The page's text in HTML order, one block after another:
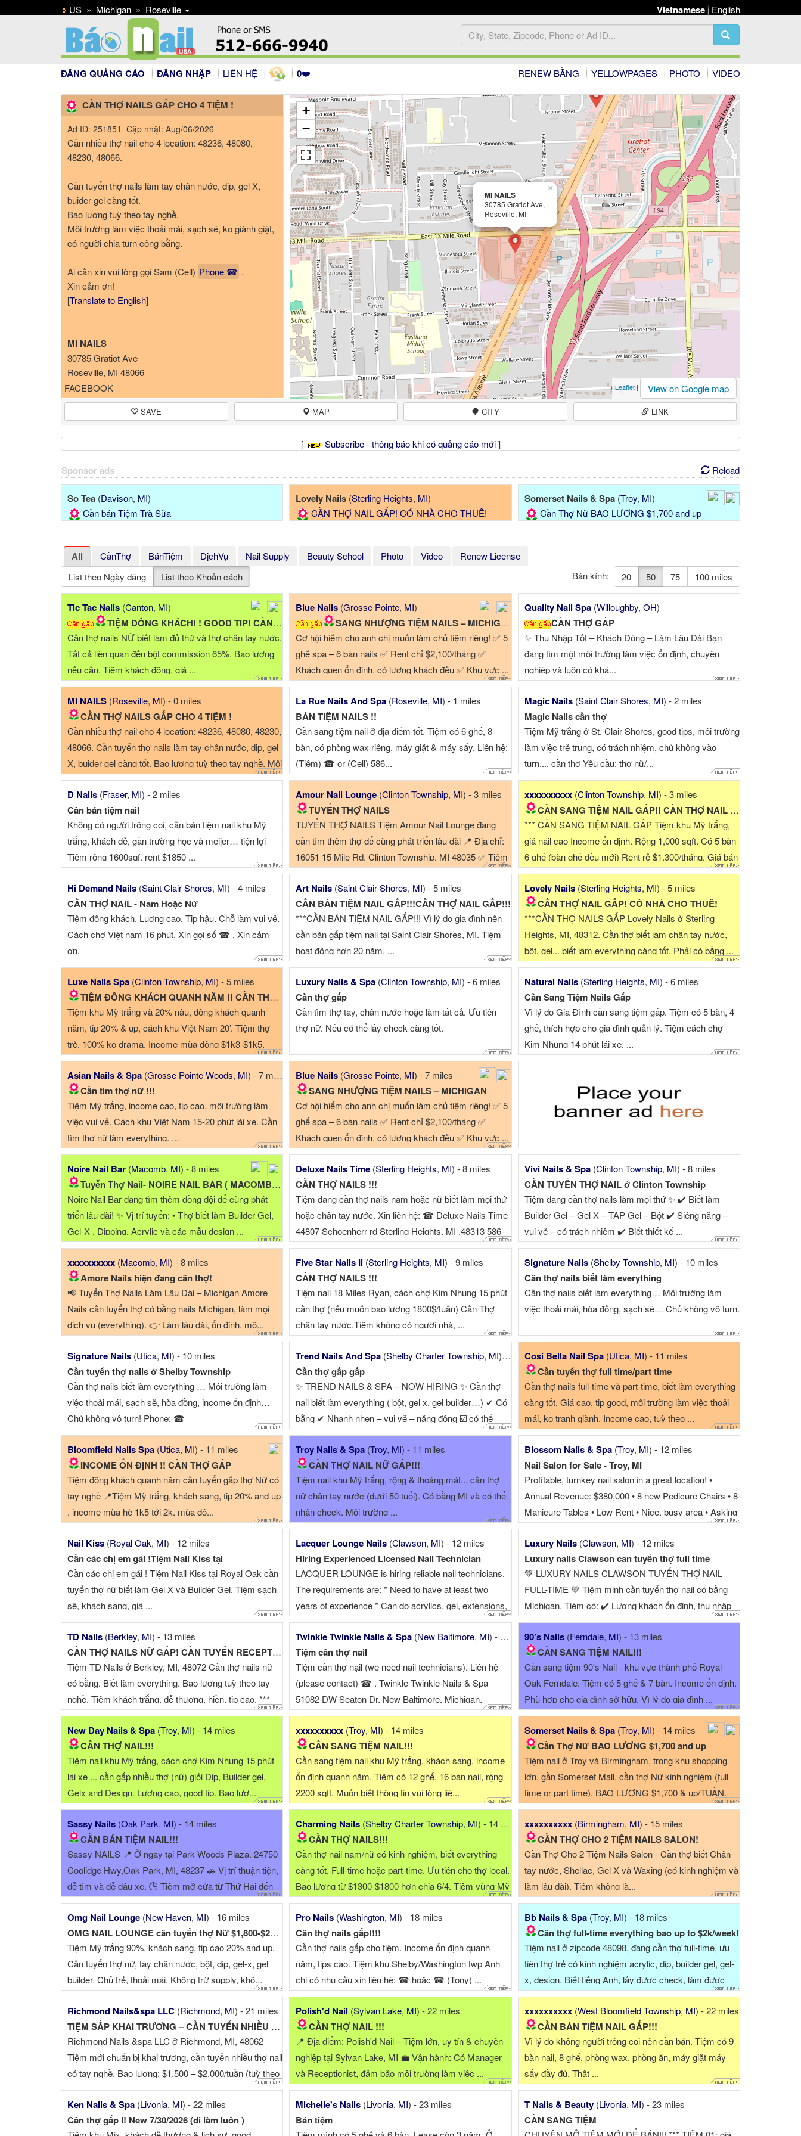
Vietnamese English
US » Michigan » Roseville
RENEW BẰNG YELLOWPAGES PHOTO VIDEO
ĐĂNG QUẢNG CÁO ĐĂNG NHẬP LIÊN HỆ 0❤️
CẦN THỢ NAILS GẤP CHO 4 TIỆM !
Ad ID: 251851 Cập nhật: Aug/06/2026
Cần nhiều thợ nail cho 4 location: 48236, 48080,
48230, 48066.
Cần tuyển thợ nails làm tay chân nước, dip, gel X,
buider gel càng tốt.
Bao lương tuỳ theo tay nghề.
Môi trường làm việc thoải mái, sạch sẽ, ko giành giật,
có người chia turn công bằng.
Ai cần xin vui lòng gọi Sam (Cell) Phone ☎ .
Xin cảm ơn!
[Translate to English]
MI NAILS
30785 Gratiot Ave
Roseville, MI 48066
Phone ☎
FACEBOOK
MI NAILS
30785 Gratiot Ave,
Roseville, MI
×
+
−
Leaflet| View on Google map
SAVE MAP CITY LINK
[ Subscribe - thông báo khi có quảng cáo mới]
Sponsor ads Reload
So Tea (Davison, MI)
Cần bán Tiệm Trà Sữa
Lovely Nails (Sterling Heights, MI)
CẦN THỢ NAIL GẤP! CÓ NHÀ CHO THUÊ!
Somerset Nails & Spa(Troy, MI)
Cần Thợ Nữ BAO LƯƠNG $1,700 and up
All CầnThợ BánTiệm DịchVụ Nail Supply Beauty School Photo Video
Renew License
List theo Ngày đăng
List theo Khoản cách 20 50 75 100 miles
Bán kính:
Tic Tac Nails (Canton, MI)
TIỆM ĐÔNG KHÁCH! ! GOOD TIP! CẦN THỢ NAILS NỮ!!
Cần thợ nails NỮ biết làm đủ thứ và thợ chân tay nước.
Tất cả liên quan đến bột commission 65%. Bao lương
nếu cần. Tiệm khách đông, giá ...
Blue Nails (Grosse Pointe, MI)
SANG NHƯỢNG TIỆM NAILS – MICHIGAN
Cơ hội hiếm cho anh chị muốn làm chủ tiệm riêng! ✅ 5
ghế spa – 6 bàn nails ✅ Rent chỉ $2,100/tháng ✅
Khách quen ổn định, có lượng khách đều ✅ Khu vực ...
Quality Nail Spa (Willoughby, OH)
CẦN THỢ GẤP
✨ Thu Nhập Tốt – Khách Đông – Làm Lâu Dài Bạn
đang tìm một môi trường làm việc ổn định, chuyên
nghiệp và luôn có khá...
MI NAILS (Roseville, MI) - 0 miles
CẦN THỢ NAILS GẤP CHO 4 TIỆM !
Cần nhiều thợ nail cho 4 location: 48236, 48080, 48230,
48066. Cần tuyển thợ nails làm tay chân nước, dip, gel
X, buider gel càng tốt. Bao lương tuỳ theo tay nghề. Môi
trườ...
La Rue Nails And Spa (Roseville, MI) - 1 miles
BÁN TIỆM NAILS !!
Cần sang tiệm nail ở địa điểm tốt. Tiệm có 6 ghế, 8
bàn, có phòng wax riêng, máy giặt & máy sấy. Liên hệ:
(Tiệm) ☎ or (Cell) 586...
Magic Nails (Saint Clair Shores, MI) - 2 miles
Magic Nails cần thợ
Tiệm Mỹ trắng ở St. Clair Shores, good tips, môi trường
làm việc trẻ trung, có trách nhiệm, chủ không vào
turn.... cần thợ Yêu cầu: thợ nữ/...
D Nails (Fraser, MI) - 2 miles
Cần bán tiệm nail
Không có người trông coi, cần bán tiệm nail khu Mỹ
trắng, khách dễ, gần trường học và meijer… tiện lợi
Tiệm rộng 1600sqf, rent $1850 ...
Amour Nail Lounge (Clinton Township, MI) - 3 miles
TUYỂN THỢ NAILS
TUYỂN THỢ NAILS Tiệm Amour Nail Lounge đang
cần tìm thêm thợ để cùng phát triển lâu dài 📍 Địa chỉ:
16051 15 Mile Rd, Clinton Township, MI 48035 ✅ Tiệm
mới mở rộ...
xxxxxxxxxx (Clinton Township, MI) - 3 miles
CẦN SANG TIỆM NAIL GẤP!! CẦN THỢ NAIL NỮ GẤP!
*** CẦN SANG TIỆM NAIL GẤP Tiệm khu Mỹ trắng,
giá nail cao Income ổn định. Rộng 1,000 sqft. Có 5 bàn
6 ghế (bàn ghế đều mới) Rent rẻ $1,300/tháng. Giá bán
$79...
Hi Demand Nails (Saint Clair Shores, MI) - 4 miles
CẦN THỢ NAIL - Nam Hoặc Nữ
Tiệm đông khách. Luơng cao. Tip hậu. Chỗ làm vui vẻ.
Cách chợ Việt nam 16 phút. Xin gọi số ☎ . Xin cảm
ơn.
Art Nails (Saint Clair Shores, MI) - 5 miles
CẦN BÁN TIỆM NAIL GẤP!!!CẦN THỢ NAIL GẤP!!!
***CẦN BÁN TIỆM NAIL GẤP!!! Vì lý do gia đình nên
cần bán gấp tiệm nail tại Saint Clair Shores, MI. Tiệm
hoạt động hơn 20 năm, ...
Lovely Nails (Sterling Heights, MI) - 5 miles
CẦN THỢ NAIL GẤP! CÓ NHÀ CHO THUÊ!
***CẦN THỢ NAILS GẤP Lovely Nails ở Sterling
Heights, MI, 48312. Cần thợ biết làm chân tay nước,
bột, gel... biết làm everything càng tốt. Phải có bằng ...
Luxe Nails Spa (Clinton Township, MI) - 5 miles
TIỆM ĐÔNG KHÁCH QUANH NĂM !! CẦN THỢ GẤP
Tiệm khu Mỹ trắng và 20% nâu, đông khách quanh
năm, tip 20% & up, cách khu Việt Nam 20’. Tiệm thợ
trẻ, 100% ko drama. Income mùa đông $1k3-$1k5,
mùa hè $1k5...
Luxury Nails & Spa (Clinton Township, MI) - 6 miles
Cần thợ gấp
Cần tìm thợ tay, chân nước hoặc làm tất cả. Ưu tiên
thợ nữ. Nếu có thể lấy check càng tốt.
Natural Nails (Sterling Heights, MI) - 6 miles
Cần Sang Tiệm Nails Gấp
Vì lý do Gia Đình cần sang tiệm gấp. Tiệm có 5 bàn, 4
ghế, thích hợp cho gia đình quản lý. Tiệm cách chợ
Kim Nhung 14 phút lái xe. ...
Asian Nails & Spa (Grosse Pointe Woods, MI) - 7 miles
Cần tìm thợ nữ !!!
Tiệm Mỹ trắng, income cao, tip cao, môi trường làm
việc vui vẻ. Cách khu Việt Nam 15-20 phút lái xe. Cần
tìm thợ nữ làm everything. ...
Blue Nails (Grosse Pointe, MI) - 7 miles
SANG NHƯỢNG TIỆM NAILS – MICHIGAN
Cơ hội hiếm cho anh chị muốn làm chủ tiệm riêng! ✅ 5
ghế spa – 6 bàn nails ✅ Rent chỉ $2,100/tháng ✅
Khách quen ổn định, có lượng khách đều ✅ Khu vực ...
Noire Nail Bar (Macomb, MI) - 8 miles
Tuyễn Thợ Nail- NOIRE NAIL BAR ( MACOMB,MI)
Noire Nail Bar đang tìm thêm đồng đội để cùng phát
triển lâu dài! ✨ Vị trí tuyển: • Thợ biết làm Builder Gel,
Gel-X , Dipping. Acrylic và các mẫu design ...
Deluxe Nails Time (Sterling Heights, MI) - 8 miles
CẦN THỢ NAILS !!!
Tiệm đang cần thợ nails nam hoặc nữ biết làm mọi thứ
hoặc chân tay nước. Xin liên hệ: ☎ Deluxe Nails Time
44807 Schoenherr rd Sterling Heights, MI ,48313 586-
726...
Vivi Nails & Spa (Clinton Township, MI) - 8 miles
CẦN TUYỂN THỢ NAIL ở Clinton Township
Tiệm đang cần thợ nails làm mọi thứ ✨ ✔️ Biết làm
Builder Gel – Gel X – TAP Gel – Bột ✔️ Siêng năng –
vui vẻ – có trách nhiệm ✔️ Biết thiết kế ...
xxxxxxxxxx (Macomb, MI) - 8 miles
Amore Nails hiện đang cần thợ!
📢 Tuyển Thợ Nails Làm Lâu Dài – Michigan Amore
Nails cần tuyển thợ có bằng nails Michigan, làm mọi
dịch vụ (everything). 👉 Làm lâu dài, ổn định, mô...
Five Star Nails Ii (Sterling Heights, MI) - 9 miles
CẦN THỢ NAILS !!!
Tiệm nail 18 Miles Ryan, cách chợ Kim Nhung 15 phút
cần thợ (nếu muốn bao lương 1800$/tuần) Cần Thợ
chân tay nước,Tiêm không có người nhà, ...
Signature Nails (Shelby Township, MI) - 10 miles
Cần thợ nails biết làm everything
Cần thợ nails biết làm everything… Môi trường làm
việc thoải mái, hòa đồng, sạch sẽ… Chủ không vô turn.
Signature Nails (Utica, MI) - 10 miles
Cần tuyển thợ nails ở Shelby Township
Cần thợ nails biết làm everything … Môi trường làm
việc thoải mái, sạch sẽ, hòa đồng, income ổn định…
Chủ không vô turn! Phone: ☎
Trend Nails And Spa (Shelby Charter Township, MI) - 11 miles
Cần thợ gấp gấp
✨ TREND NAILS & SPA – NOW HIRING ✨ Cần thợ
nail biết làm everything ( bột, gel x, gel builder…) ✔ Có
bằng ✔ Nhanh nhẹn – vui vẻ – năng động ☑️ có thể
nhận check 💸 Income ổn định – tip ...
Cosi Bella Nail Spa (Utica, MI) - 11 miles
Cần tuyển thợ full time/part time
Cần thợ nails full-time và part-time, biết làm everything
càng tốt. Giá cao, tip good, môi trường làm việc thoải
mái, ko tranh giành. Income cao, tuỳ theo ...
Bloomfield Nails Spa (Utica, MI) - 11 miles
INCOME ỔN ĐỊNH !! CẦN THỢ GẤP
Tiệm đông khách quanh năm cần tuyển gấp thợ Nữ có
tay nghề 📍Tiệm Mỹ trắng, khách sang, tip 20% and up
, income mùa hè 1k5 tới 2k, mùa đô...
Troy Nails & Spa (Troy, MI) - 11 miles
CẦN THỢ NAIL NỮ GẤP!!!
Tiệm nail khu Mỹ trắng, rộng & thoáng mát... cần thợ
nữ chân tay nước (dưới 50 tuổi). Có bằng MI và có thể
nhận check. Môi trường ...
Blossom Nails & Spa (Troy, MI) - 12 miles
Nail Salon for Sale - Troy, MI
Profitable, turnkey nail salon in a great location! •
Annual Revenue: $380,000 • 8 new Pedicure Chairs • 8
Manicure Tables • Low Rent • Nice, busy area • Asking
Price: $275,000 Excellent opportunity for an owner-
operator or investor. Serious inquiries only. Contact for
details. ☎
Nail Kiss (Royal Oak, MI) - 12 miles
Cần các chị em gái !Tiệm Nail Kiss tại
Cần các chị em gái ! Tiệm Nail Kiss tại Royal Oak cần
tuyển thợ nữ biết làm Gel X và Builder Gel. Tiệm sạch
sẽ, khách sang, giá ...
Lacquer Lounge Nails (Clawson, MI) - 12 miles
Hiring Experienced Licensed Nail Technician
LACQUER LOUNGE is hiring reliable nail technicians.
The requirements are: * Need to have at least two
years of experience * Can do acrylics, gel, extensions,
builder gel, and dip powder * Must know how to do nail
design or a little bit * ...
Luxury Nails (Clawson, MI) - 12 miles
Luxury nails Clawson can tuyển thợ full time
💚 LUXURY NAILS CLAWSON TUYỂN THỢ NAIL
FULL-TIME 💚 Tiệm minh cần tuyển thợ nail có bằng
Michigan. Tiệm có: ✔️ Lượng khách ổn định, thu nhập
tốt. ✔️ Khách làm design ...
TD Nails (Berkley, MI) - 13 miles
CẦN THỢ NAILS NỮ GẤP! CẦN TUYỂN RECEPTIONIST.
Tiệm TD Nails ở Berkley, MI, 48072 Cần thợ nails nữ
có bằng. Biết làm everything. Bao lương tuỳ theo tay
nghề. Tiệm khách trắng, dễ thương, hiền, tip cao. ***
Cầ...
Twinkle Twinkle Nails & Spa (New Baltimore, MI) - 13 miles
Tiệm cần thợ nail
Tiệm cần thợ nạil (we need nail technicians). Liên hệ
(please contact) ☎ . Twinkle Twinkle Nails & Spa
51082 DW Seaton Dr, New Baltimore, Michigan.
90’s Nails (Ferndale, MI) - 13 miles
CẦN SANG TIỆM NAIL!!!
Cần sang tiệm 90's Nail - khu vực thành phố Royal
Oak Ferndale. Tiệm có 5 ghế & 7 bàn. Income ổn định.
Phù hợp cho gia đình sở hữu. Vì lý do gia đình ...
New Day Nails & Spa (Troy, MI) - 14 miles
CẦN THỢ NAIL!!!
Tiệm nail khu Mỹ trắng, cách chợ Kim Nhung 15 phút
lái xe ... cần gấp nhiều thợ (nữ) giỏi Dip, Builder gel,
Gelx and Design. Lương cao, good tip. Bao lươ...
xxxxxxxxxx (Troy, MI) - 14 miles
CẦN SANG TIỆM NAIL!!!
Cần sang tiệm nail khu Mỹ trắng, khách sang, income
ổn định quanh năm. Tiệm có 12 ghế, 16 bàn nail, rộng
2200 sqft. Muốn biết thông tin vui lòng liê...
Somerset Nails & Spa (Troy, MI) - 14 miles
Cần Thợ Nữ BAO LƯƠNG $1,700 and up
Tiệm nail ở Troy và Birmingham, trong khu shopping
lớn, gần Somerset Mall, cần thợ Nữ kinh nghiệm (full
time or part time), BAO LƯƠNG $1,700 & up/TUẦN.
Tiệm lớn, sang trọng, đô...
Sassy Nails (Oak Park, MI) - 14 miles
CẦN BÁN TIỆM NAIL!!!
Sassy NAILS 📍 Ở ngay tại Park Woods Plaza. 24750
Coolidge Hwy,Oak Park, MI, 48237 🚗 Vị trí thuận tiện,
dễ tìm và dễ đậu xe. 🕒 Tiệm mở cửa từ Thứ Hai đến
Thứ Bảy 10AM–8PM ...
Charming Nails (Shelby Charter Township, MI) - 14 miles
CẦN THỢ NAILS!!!
Cần thợ nail nam/nữ có kinh nghiệm, biết everything
càng tốt. Full-time hoặc part-time. Ưu tiên cho thợ local.
Bao lương từ $1300-$1800 hơn chia 6/4. Tiệm vùng Mỹ
...
xxxxxxxxxx (Birmingham, MI) - 15 miles
CẦN THỢ CHO 2 TIỆM NAILS SALON!
Cần Thợ Cho 2 Tiệm Nails Salon - Cần thợ biết Chân
tay nước, Shellac, Gel X và Waxing (có kinh nghiệm và
làm lâu dài). Tiệm không là...
Omg Nail Lounge (New Haven, MI) - 16 miles
OMG NAIL LOUNGE cần tuyển thợ Nữ $1,800-$2500/tuần...
Tiệm Mỹ trắng 90%. khách sang, tip cao 20% and up.
Cần tuyển thợ nữ, tay chân nước, bột, dip, gel-x, gel
builder. Chủ trẻ, thoải mái. Không trừ supply, khô...
Pro Nails (Washington, MI) - 18 miles
Cần thợ nails gấp!!!!
Cần thợ nails gấp cho tiệm. Income ổn định quanh
năm, tips cao. Tiệm khu Shelby/Washington twp Anh
chị có nhu cầu xin liên hệ: ☎ hoặc ☎ (Tony) ...
Bb Nails & Spa (Troy, MI) - 18 miles
Cần thợ full-time everything bao up to $2k/week!
Tiệm nail ở zipcode 48098, đang cần thợ full-time, ưu
tiên thợ trẻ có kinh nghiệm acrylic, dip, builder gel, gel-
x, design. Biết tiếng Anh, lấy được check, làm được
Thứ Bảy và ...
Richmond Nails&spa LLC (Richmond, MI) - 21 miles
TIỆM SẮP KHAI TRƯƠNG – CẦN TUYỂN NHIỀU THỢ NAIL
Richmond Nails &spa LLC ở Richmond, MI, 48062
Tiệm mới chuẩn bị khai trương, cần tuyển nhiều thợ nail
có tay nghề. Bao lương: $1,500 – $2,000/tuần (tuỳ theo
khả năng) Khu Mỹ trắ...
Polish'd Nail (Sylvan Lake, MI) - 22 miles
CẦN THỢ NAIL !!!
📍 Địa điểm: Polish'd Nail – Tiệm lớn, uy tín & chuyên
nghiệp tại Sylvan Lake, MI 💼 Vận hành: Có Manager
và Receptionist, đảm bảo môi trường làm việc ...
xxxxxxxxxx (West Bloomfield Township, MI) - 22 miles
CẦN BÁN TIỆM NAIL GẤP!!!
Vì lý do không người trông coi nên cần bán. Tiệm có 9
bàn nail, 8 ghế, phòng wax, phòng ăn, máy giặt máy
sấy đầy đủ. Thật ...
Ken Nails & Spa (Livonia, MI) - 22 miles
Cần thợ gấp ‼️ New 7/30/2026 (đi làm luôn )
Michelle's Nails (Livonia, MI) - 23 miles
Bán tiệm
T Nails & Beauty (Livonia, MI) - 23 miles
CẦN SANG TIỆM